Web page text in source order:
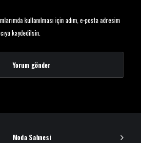
kullanılması için adım, e-posta adresim
kaydedilsin.
Moda Sahnesi